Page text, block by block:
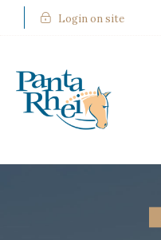
Login on site